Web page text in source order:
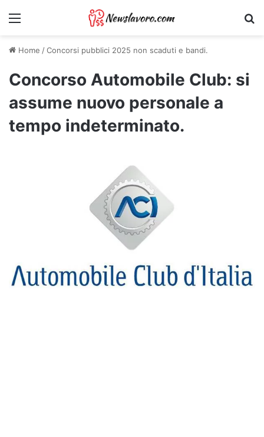
Menu
Home /Concorsi pubblici 2025 non scaduti e bandi.
Concorso Automobile Club: si
assume nuovo personale a
tempo indeterminato.